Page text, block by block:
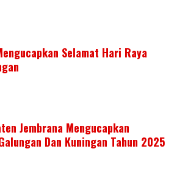
Selamat Hari Raya
Jembrana Mengucapkan
Dan Kuningan Tahun 2025